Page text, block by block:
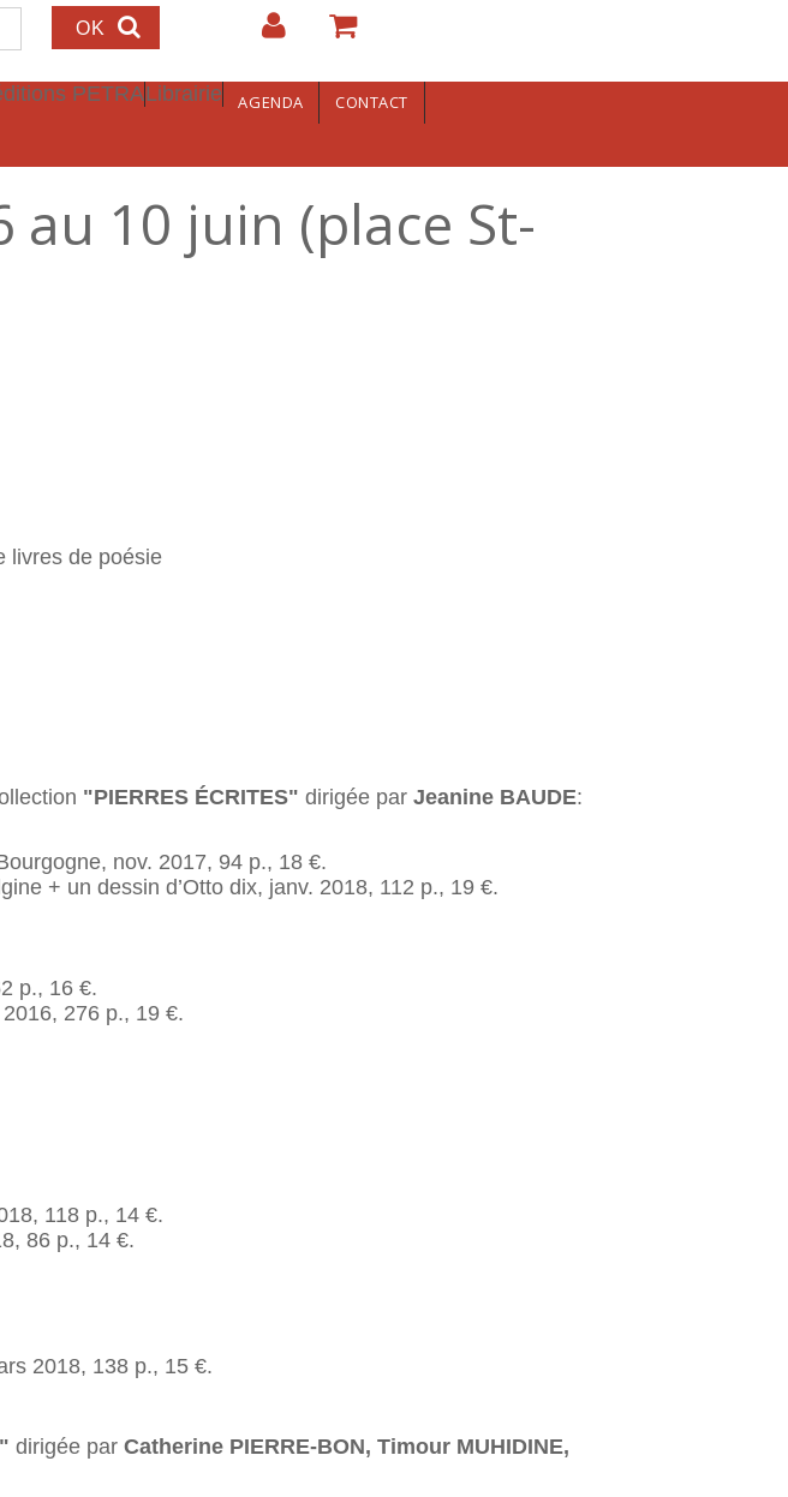
PETRALibrairie AGENDA
CONTACT
au 10 juin (place St-
livres de poésie
"PIERRES ÉCRITES" dirigée par Jeanine BAUDE:
nov. 2017, 94 p., 18 €.
+ un dessin d’Otto dix, janv. 2018, 112 p., 19 €.
p., 16 €.
276 p., 19 €.
118 p., 14 €.
86 p., 14 €.
2018, 138 p., 15 €.
dirigée par Catherine PIERRE-BON, Timour MUHIDINE,